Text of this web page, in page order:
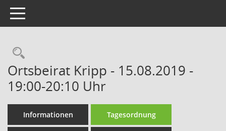
Toggle navigation
Rechercheauswahl
Ortsbeirat Kripp - 15.08.2019 -
19:00-20:10 Uhr
Informationen Tagesordnung